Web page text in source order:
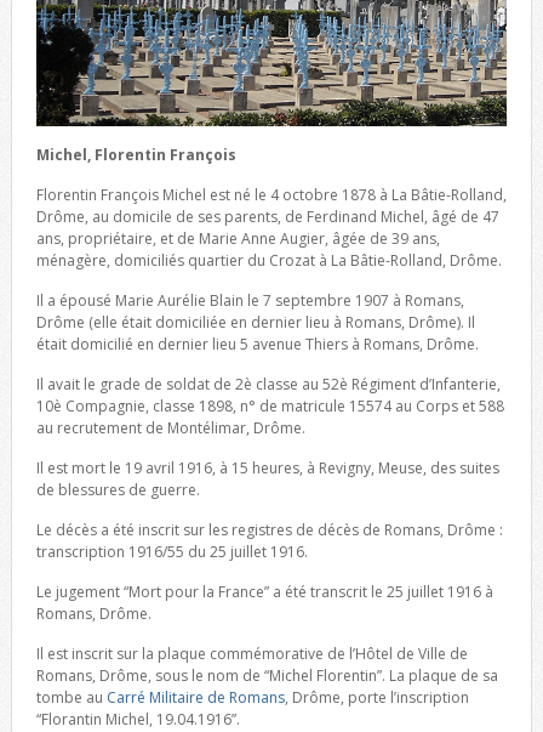
Michel, Florentin François
Florentin François Michel est né le 4 octobre 1878 à La Bâtie-Rolland,
Drôme, au domicile de ses parents, de Ferdinand Michel, âgé de 47
ans, propriétaire, et de Marie Anne Augier, âgée de 39 ans,
ménagère, domiciliés quartier du Crozat à La Bâtie-Rolland, Drôme.
Il a épousé Marie Aurélie Blain le 7 septembre 1907 à Romans,
Drôme (elle était domiciliée en dernier lieu à Romans, Drôme). Il
était domicilié en dernier lieu 5 avenue Thiers à Romans, Drôme.
Il avait le grade de soldat de 2è classe au 52è Régiment d’Infanterie,
10è Compagnie, classe 1898, n° de matricule 15574 au Corps et 588
au recrutement de Montélimar, Drôme.
Il est mort le 19 avril 1916, à 15 heures, à Revigny, Meuse, des suites
de blessures de guerre.
Le décès a été inscrit sur les registres de décès de Romans, Drôme :
transcription 1916/55 du 25 juillet 1916.
Le jugement “Mort pour la France” a été transcrit le 25 juillet 1916 à
Romans, Drôme.
Il est inscrit sur la plaque commémorative de l’Hôtel de Ville de
Romans, Drôme, sous le nom de “Michel Florentin”. La plaque de sa
tombe au Carré Militaire de Romans, Drôme, porte l’inscription
“Florantin Michel, 19.04.1916”.